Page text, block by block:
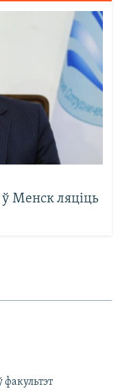
ў Менск ляціць